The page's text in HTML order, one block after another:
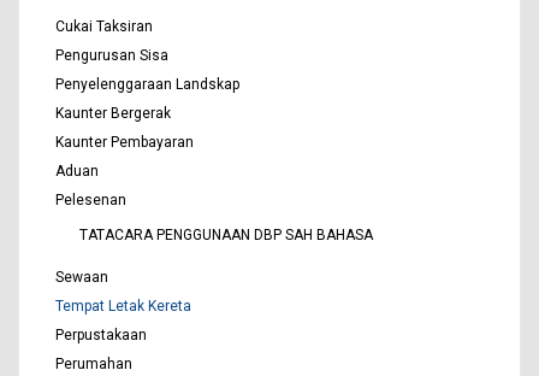
Cukai Taksiran
Pengurusan Sisa
Penyelenggaraan Landskap
Kaunter Bergerak
Kaunter Pembayaran
Aduan
Pelesenan
TATACARA PENGGUNAAN DBP SAH BAHASA
Sewaan
Tempat Letak Kereta
Perpustakaan
Perumahan